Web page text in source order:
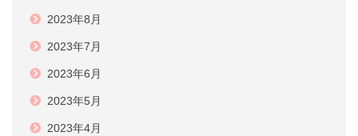
2023年8月
2023年7月
2023年6月
2023年5月
2023年4月